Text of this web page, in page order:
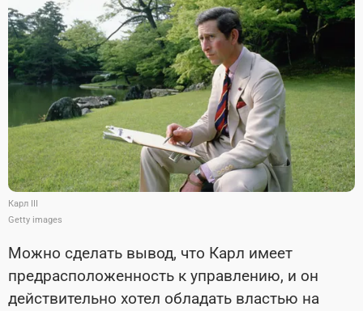
Карл III
Getty images
Можно сделать вывод, что Карл имеет
предрасположенность к управлению, и он
действительно хотел обладать властью на